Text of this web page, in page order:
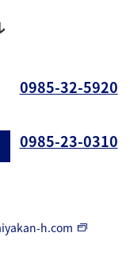
0985-32-5920
0985-23-0310
h.com